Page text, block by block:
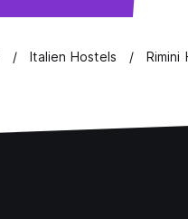
Italien Hostels Rimini